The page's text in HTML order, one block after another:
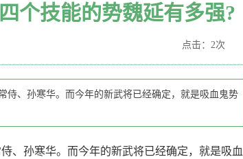
个技能的势魏延有多强?
点击：2次
侍、孙寒华。而今年的新武将已经确定，就是吸血鬼势
、孙寒华。而今年的新武将已经确定，就是吸血